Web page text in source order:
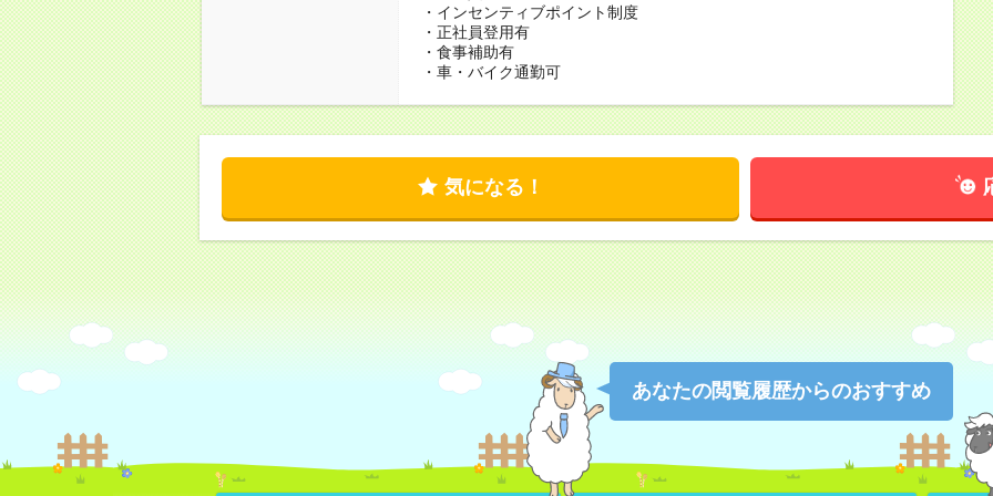
・インセンティブポイント制度
・正社員登用有
・食事補助有
・車・バイク通勤可
気になる！
あなたの閲覧履歴からのおすすめ